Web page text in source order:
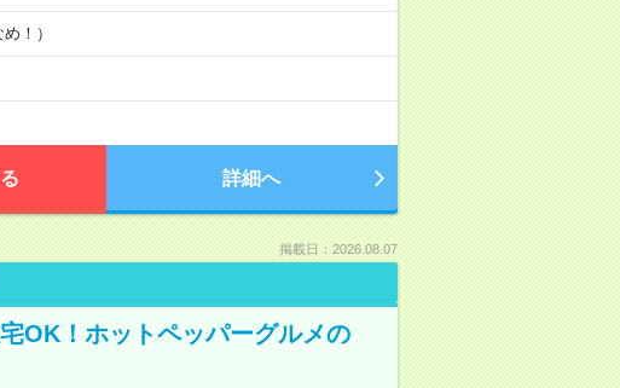
！）
詳細へ
掲載日：2026.08.07
OK！ホットペッパーグルメの